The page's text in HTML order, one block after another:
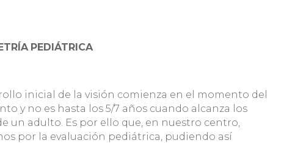
PEDIÁTRICA
inicial de la visión comienza en el momento del
y no es hasta los 5/7 años cuando alcanza los
un adulto. Es por ello que, en nuestro centro,
por la evaluación pediátrica, pudiendo así